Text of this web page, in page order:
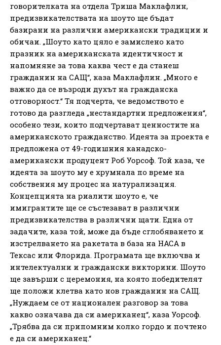
говорителката на отдела Триша Маклафлин,
предизвикателствата на шоуто ще бъдат
базирани на различни американски традиции и
обичаи. „Шоуто като цяло е замислено като
празник на американската идентичност и
напомняне за това каква чест е да станеш
гражданин на САЩ“, каза Маклафлин. „Много е
важно да се възроди духът на гражданска
отговорност.“ Тя подчерта, че ведомството е
готово да разгледа „нестандартни предложения“,
особено тези, които подчертават ценностите на
американското гражданство. Идеята за проекта е
предложена от 49-годишния канадско-
американски продуцент Роб Уорсоф. Той каза, че
идеята за шоуто му е хрумнала по време на
собствения му процес на натурализация.
Концепцията на риалити шоуто е, че
имигрантите ще се състезават в различни
предизвикателства в различни щати. Една от
задачите, каза той, може да бъде сглобяването и
изстрелването на ракетата в база на НАСА в
Тексас или Флорида. Програмата ще включва и
интелектуални и граждански викторини. Шоуто
ще завърши с церемония, на която победителят
ще положи клетва като нов гражданин на САЩ.
„Нуждаем се от национален разговор за това
какво означава да си американец“, каза Уорсоф.
„Трябва да си припомним колко гордо и почтено
е да си американец.“